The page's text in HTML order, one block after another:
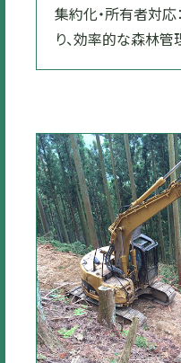
集約化・所有者対
り、効率的な森林管